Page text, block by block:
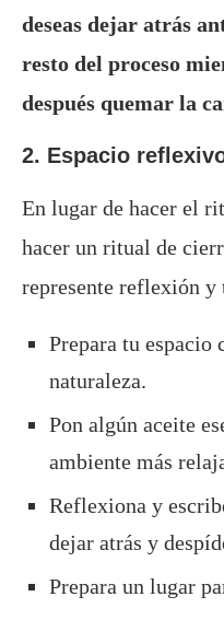
deseas dejar atrás
resto del proceso
después quemar la
2. Espacio
En lugar de hacer el
hacer un ritual de
represente reflexión
Prepara tu espacio
naturaleza.
Pon algún aceite
ambiente más
Reflexiona y
dejar atrás y
Prepara un lugar